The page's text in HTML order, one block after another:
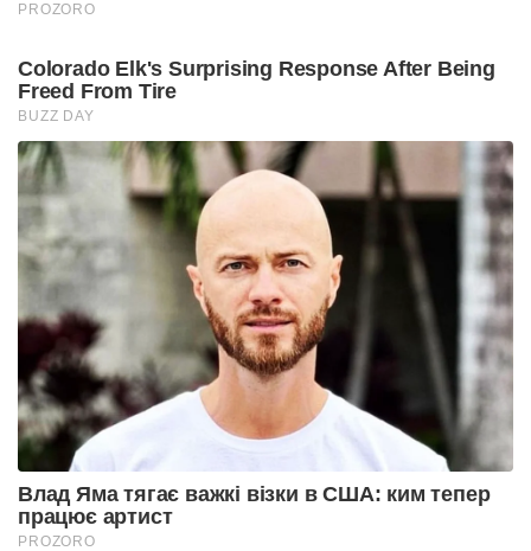
PROZORO
Colorado Elk's Surprising Response After Being
Freed From Tire
BUZZ DAY
Влад Яма тягає важкі візки в США: ким тепер
працює артист
PROZORO